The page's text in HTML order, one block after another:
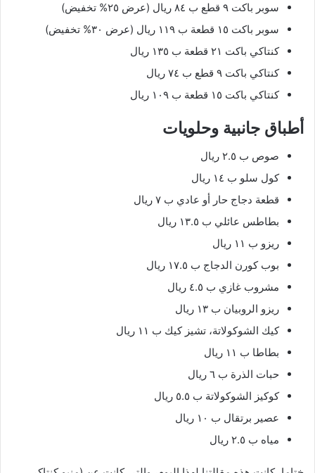
سوبر باكت ٩ قطع ب ٨٤ ريال (عرض ٢٥% تخفيض)
سوبر باكت ١٥ قطعة ب ١١٩ ريال (عرض ٣٠% تخفيض)
كنتاكي باكت ٢١ قطعة ب ١٣٥ ريال
كنتاكي باكت ٩ قطع ب ٧٤ ريال
كنتاكي باكت ١٥ قطعة ب ١٠٩ ريال
أطباق جانبية وحلويات
صوص ب ٢.٥ ريال
كول سلو ب ١٤ ريال
قطعة دجاج حار أو عادي ب ٧ ريال
بطاطس عائلي ب ١٣.٥ ريال
ريزو ب ١١ ريال
بوب كورن الدجاج ب ١٧.٥ ريال
مشروب غازي ب ٤.٥ ريال
ريزو الروبيان ب ١٣ ريال
كيك الشوكولاتة، تشيز كيك ب ١١ ريال
بطاطا ب ١١ ريال
حبات الذرة ب ٦ ريال
كوكيز الشوكولاتة ب ٥.٥ ريال
عصير برتقال ب ١٠ ريال
مياه ب ٢.٥ ريال